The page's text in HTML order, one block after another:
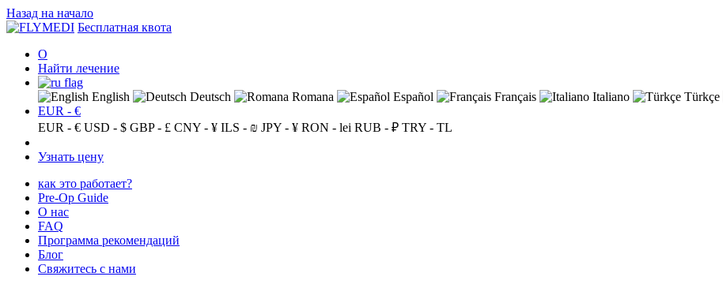
Назад на начало
Бесплатная квота
О
Найти лечение
English Deutsch Romana Español Français Italiano Türkçe
EUR - €
EUR - € USD - $ GBP - £ CNY - ¥ ILS - ₪ JPY - ¥ RON - lei RUB - ₽ TRY - TL
Узнать цену
как это работает?
Pre-Op Guide
О нас
FAQ
Программа рекомендаций
Блог
Свяжитесь с нами